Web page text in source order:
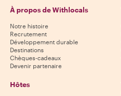
À propos de Withlocals
Notre histoire
Recrutement
Développement durable
Destinations
Chèques-cadeaux
Devenir partenaire
Hôtes